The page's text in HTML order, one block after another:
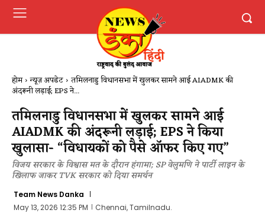
होम न्यूज़ अपडेट तमिलनाडु विधानसभा में खुलकर सामने आई AIADMK की
अंदरूनी लड़ाई; EPS ने...
तमिलनाडु विधानसभा में खुलकर सामने आई
AIADMK की अंदरूनी लड़ाई; EPS ने किया
खुलासा- “विधायकों को पैसे ऑफर किए गए”
विजय सरकार के विश्वास मत के दौरान हंगामा; SP वेलुमणि ने पार्टी लाइन के
खिलाफ जाकर TVK सरकार को दिया समर्थन
Team News Danka
May 13, 2026 12:35 PM
Chennai, Tamilnadu.